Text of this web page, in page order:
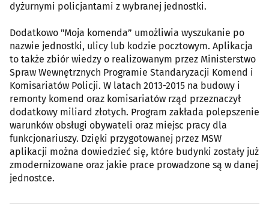
dyżurnymi policjantami z wybranej jednostki.
Dodatkowo "Moja komenda” umożliwia wyszukanie po
nazwie jednostki, ulicy lub kodzie pocztowym. Aplikacja
to także zbiór wiedzy o realizowanym przez Ministerstwo
Spraw Wewnętrznych Programie Standaryzacji Komend i
Komisariatów Policji. W latach 2013-2015 na budowy i
remonty komend oraz komisariatów rząd przeznaczył
dodatkowy miliard złotych. Program zakłada polepszenie
warunków obsługi obywateli oraz miejsc pracy dla
funkcjonariuszy. Dzięki przygotowanej przez MSW
aplikacji można dowiedzieć się, które budynki zostały już
zmodernizowane oraz jakie prace prowadzone są w danej
jednostce.